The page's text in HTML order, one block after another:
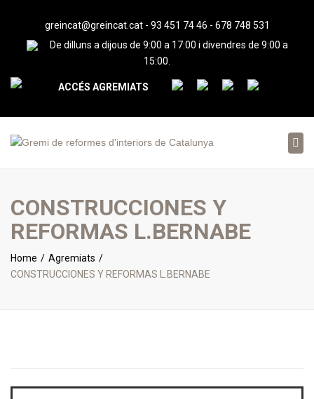
greincat@greincat.cat- 93 451 74 46 - 678 748 531
De dilluns a dijous de 9:00 a 17:00 i divendres de 9:00 a
15:00.
ACCÉS AGREMIATS
CONSTRUCCIONES Y
REFORMAS L.BERNABE
Home
Agremiats
CONSTRUCCIONES Y REFORMAS L.BERNABE